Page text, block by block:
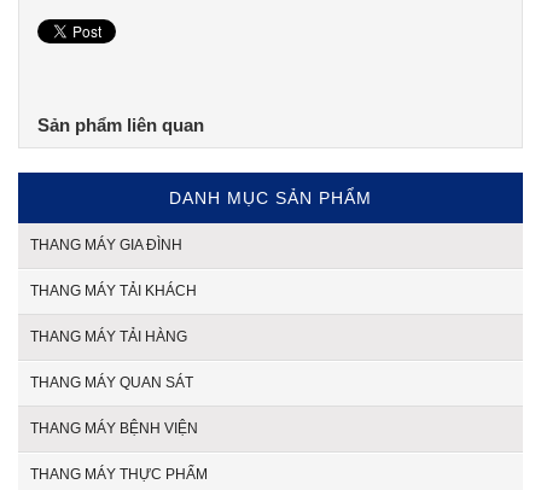
Sản phẩm liên quan
DANH MỤC SẢN PHẨM
THANG MÁY GIA ĐÌNH
THANG MÁY TẢI KHÁCH
THANG MÁY TẢI HÀNG
THANG MÁY QUAN SÁT
THANG MÁY BỆNH VIỆN
THANG MÁY THỰC PHẨM